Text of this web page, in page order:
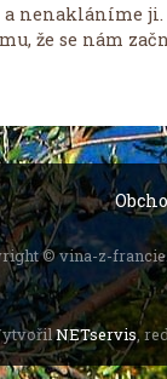
nenakláníme
že se nám
© vina-z-
NETservis,